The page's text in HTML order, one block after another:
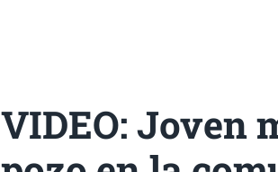
VIDEO: Joven